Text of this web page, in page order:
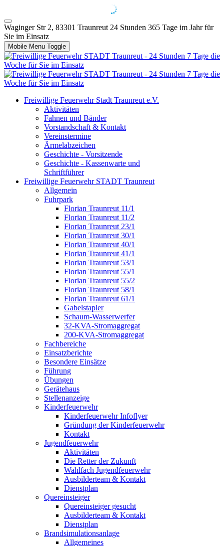
Waginger Str 2, 83301 Traunreut 24 Stunden 365 Tage im Jahr für
Sie im Einsatz
Mobile Menu Toggle
Freiwillige Feuerwehr Stadt Traunreut e.V.
Aktivitäten
Fahnen und Bänder
Vorstandschaft & Kontakt
Vereinstermine
Ärmelabzeichen
Geschichte - Vorsitzende
Geschichte - Kassenwarte und
Schriftführer
Freiwillige Feuerwehr STADT Traunreut
Allgemein
Fuhrpark
Florian Traunreut 11/1
Florian Traunreut 11/2
Florian Traunreut 23/1
Florian Traunreut 30/1
Florian Traunreut 40/1
Florian Traunreut 41/1
Florian Traunreut 53/1
Florian Traunreut 55/1
Florian Traunreut 55/2
Florian Traunreut 58/1
Florian Traunreut 61/1
Gabelstapler
Schaum-Wasserwerfer
32-KVA-Stromaggregat
200-KVA-Stromaggregat
Fachbereiche
Einsatzberichte
Besondere Einsätze
Führung
Übungen
Gerätehaus
Stellenanzeige
Kinderfeuerwehr
Kinderfeuerwehr Infoflyer
Gründung der Kinderfeuerwehr
Kontakt
Jugendfeuerwehr
Aktivitäten
Die Retter der Zukunft
Wahlfach Jugendfeuerwehr
Ausbilderteam & Kontakt
Dienstplan
Quereinsteiger
Quereinsteiger gesucht
Ausbilderteam & Kontakt
Dienstplan
Brandsimulationsanlage
Allgemeines